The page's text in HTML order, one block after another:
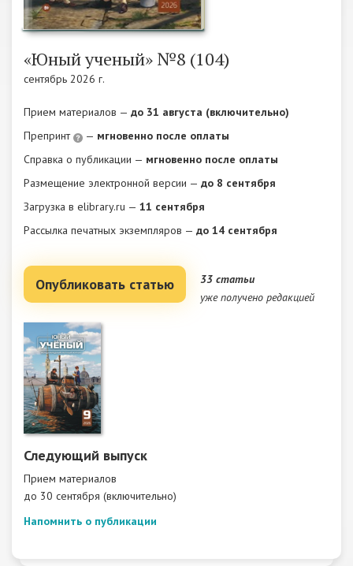
«Юный ученый» №8 (104)
сентябрь 2026 г.
Прием материалов — до 31 августа (включительно)
Препринт
— мгновенно после оплаты
Справка о публикации — мгновенно после оплаты
Размещение электронной версии — до 8 сентября
Загрузка в elibrary.ru — 11 сентября
Рассылка печатных экземпляров — до 14 сентября
Опубликовать статью
33 статьи
уже получено редакцией
Следующий выпуск
Прием материалов
до 30 сентября (включительно)
Напомнить о публикации